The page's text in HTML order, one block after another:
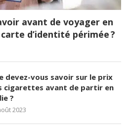
avant de voyager en
d’identité périmée ?
devez-vous savoir sur le prix
cigarettes avant de partir en
?
2023